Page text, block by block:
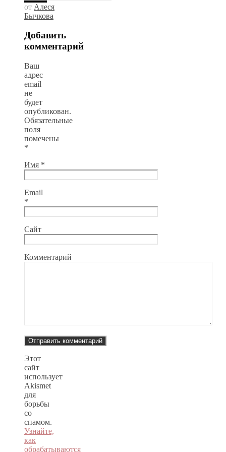
от Алеся
Бычкова
Добавить
комментарий
Ваш
адрес
email
не
будет
опубликован.
Обязательные
поля
помечены
*
Имя *
Email
*
Сайт
Комментарий
Этот
сайт
использует
Akismet
для
борьбы
со
спамом.
Узнайте,
как
обрабатываются